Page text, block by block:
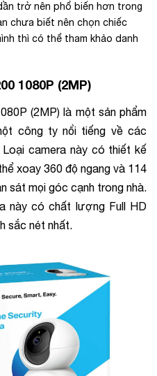
trở nên phổ biến hơn trong
chưa biết nên chọn chiếc
thì có thể tham khảo danh
1080P (2MP)
(2MP) là một sản phẩm
công ty nổi tiếng về các
camera này có thiết kế
xoay 360 độ ngang và 114
sát mọi góc cạnh trong nhà.
này có chất lượng Full HD
sắc nét nhất.